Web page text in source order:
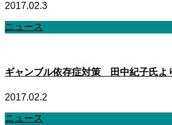
2017.02.3
ニュース
ギャンブル依存症対策 田中紀子氏よ
2017.02.2
ニュース